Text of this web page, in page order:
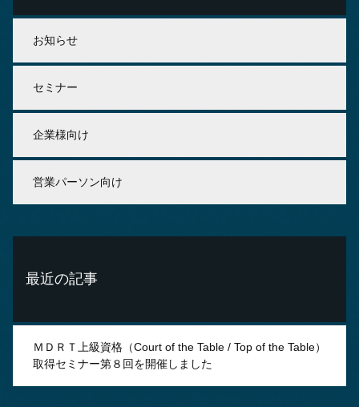
お知らせ
セミナー
企業様向け
営業パーソン向け
最近の記事
ＭＤＲＴ上級資格（Court of the Table / Top of the Table）
取得セミナー第８回を開催しました